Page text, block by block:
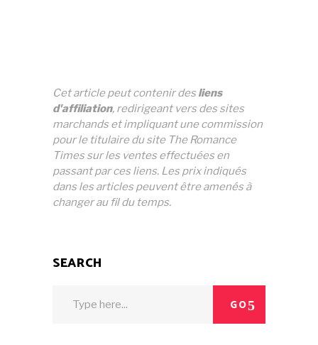
Cet article peut contenir desliens
d'affiliation, redirigeant vers des sites
marchands et impliquant une commission
pour le titulaire du site The Romance
Times sur les ventes effectuées en
passant par ces liens. Les prix indiqués
dans les articles peuvent être amenés à
changer au fil du temps.
SEARCH
GO